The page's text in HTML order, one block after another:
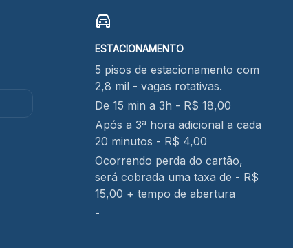
ESTACIONAMENTO
5 pisos de estacionamento com
2,8 mil - vagas rotativas.
De 15 min a 3h - R$ 18,00
Após a 3ª hora adicional a cada
20 minutos - R$ 4,00
Ocorrendo perda do cartão,
será cobrada uma taxa de - R$
15,00 + tempo de abertura
-